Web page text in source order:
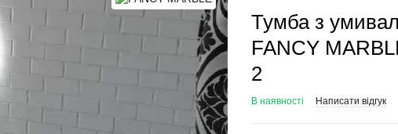
Тумба з
FANCY
2
В наявності Написати відгук